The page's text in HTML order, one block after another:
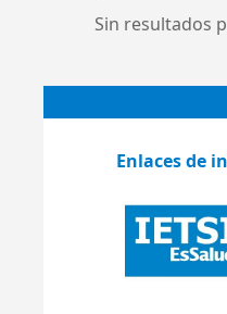
Sin resultados
Enlaces de